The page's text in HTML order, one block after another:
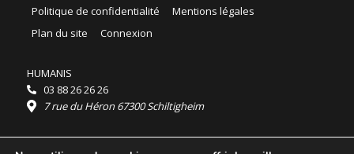
Politique de confidentialité
Mentions légales
Plan du site
Connexion
HUMANIS
03 88 26 26 26
7 rue du Héron 67300 Schiltigheim
Horaires :